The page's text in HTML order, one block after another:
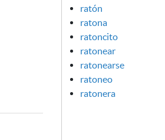
ratón
ratona
ratoncito
ratonear
ratonearse
ratoneo
ratonera